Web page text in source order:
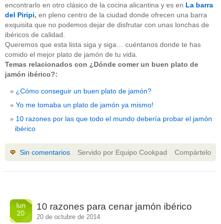
encontrarlo en otro clásico de la cocina alicantina y es en La barra
del Piripi, en pleno centro de la ciudad donde ofrecen una barra
exquisita que no podemos dejar de disfrutar con unas lonchas de
ibéricos de calidad.
Queremos que esta lista siga y siga… cuéntanos donde te has
comido el mejor plato de jamón de tu vida.
Temas relacionados con ¿Dónde comer un buen plato de
jamón ibérico?:
¿Cómo conseguir un buen plato de jamón?
Yo me tomaba un plato de jamón ya mismo!
10 razones por las que todo el mundo debería probar el jamón
ibérico
Servido por Equipo Cookpad
Sin comentarios Compártelo
lun
20
10 razones para cenar jamón ibérico
20 de octubre de 2014